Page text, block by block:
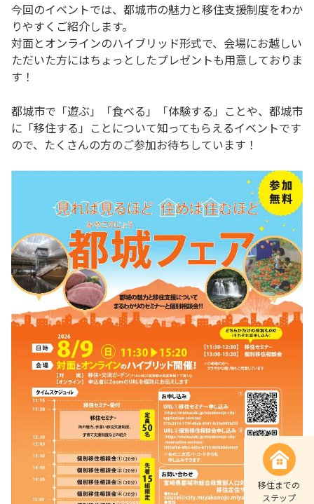
今回のイベントでは、都城市の魅力と移住支援制度をわか
りやすくご紹介します。
対面とオンラインのハイブリッド形式で、会場にお越しい
ただいた方にはちょっとしたプレゼントも用意しておりま
す！
都城市で「遊ぶ」「食べる」「体験する」ことや、都城市
に「移住する」ことについて知ってもらえるイベントです
ので、たくさんの方のご参加お待ちしています！
移住までの
ステップ